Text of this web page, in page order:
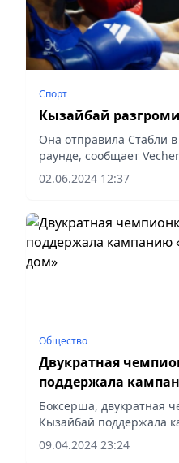
Спорт
Кызайбай
Она отправила Стабли
раунде, сообщает
02.06.2024 12:37
Общество
Двукратная
поддержала
общий дом»
Боксерша, двукратная
Кызайбай поддержала
общий дом» и записала
подчеркнув, что
09.04.2024 23:24